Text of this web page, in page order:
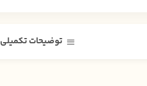
توضیحات تکمیلی